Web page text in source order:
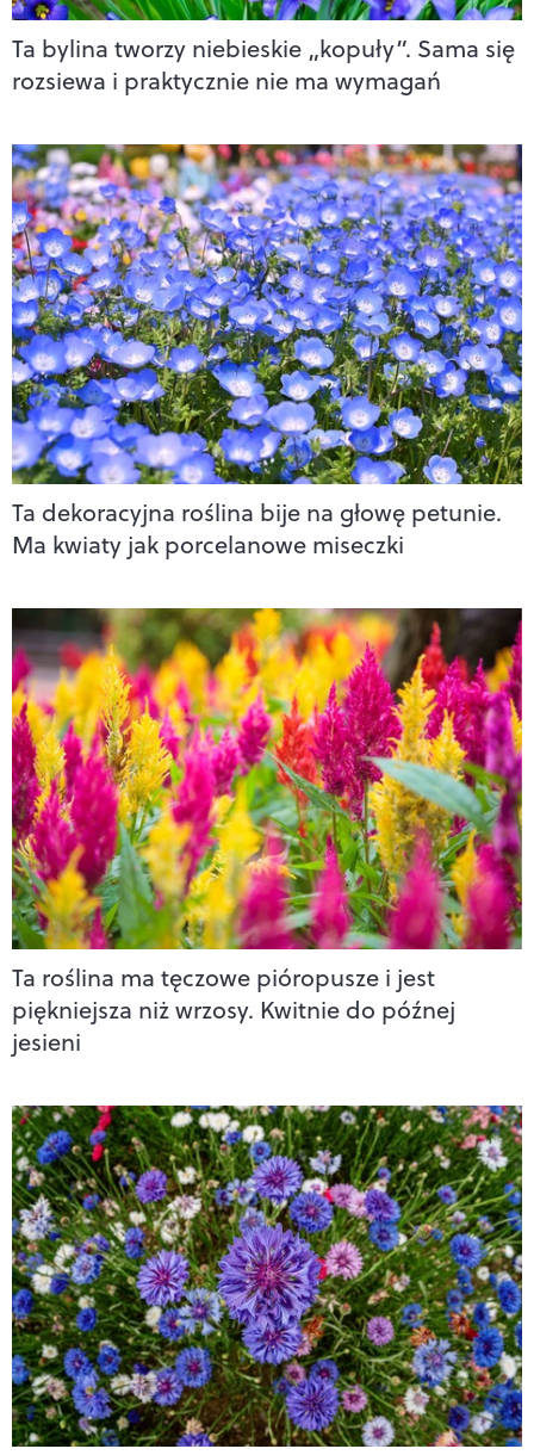
Ta bylina tworzy niebieskie „kopuły”. Sama się
rozsiewa i praktycznie nie ma wymagań
Ta dekoracyjna roślina bije na głowę petunie.
Ma kwiaty jak porcelanowe miseczki
Ta roślina ma tęczowe pióropusze i jest
piękniejsza niż wrzosy. Kwitnie do późnej
jesieni